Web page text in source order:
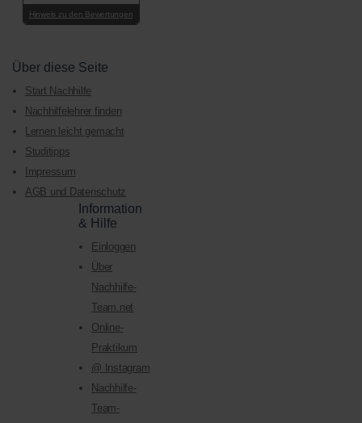
Hinweis zu den Bewertungen
Über diese Seite
Start Nachhilfe
Nachhilfelehrer finden
Lernen leicht gemacht
Studitipps
Impressum
AGB und Datenschutz
Information
& Hilfe
Einloggen
Über
Nachhilfe-
Team.net
Online-
Praktikum
@ Instagram
Nachhilfe-
Team-